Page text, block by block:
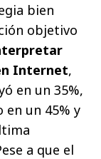
bien
objetivo
Internet,
en un 35%,
un 45% y
a que el